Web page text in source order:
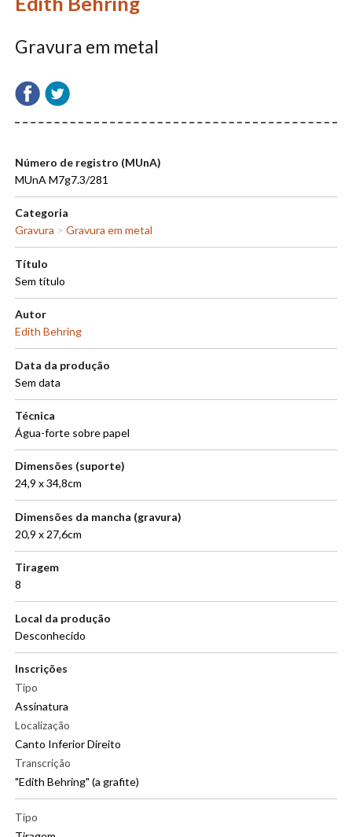
Gravura em metal
Número de registro (MUnA)
MUnA M7g7.3/281
Categoria
Gravura > Gravura em metal
Título
Sem título
Autor
Edith Behring
Data da produção
Sem data
Técnica
Água-forte sobre papel
Dimensões (suporte)
24,9 x 34,8cm
Dimensões da mancha (gravura)
20,9 x 27,6cm
Tiragem
8
Local da produção
Desconhecido
Inscrições
Tipo
Assinatura
Localização
Canto Inferior Direito
Transcrição
"Edith Behring" (a grafite)
Tipo